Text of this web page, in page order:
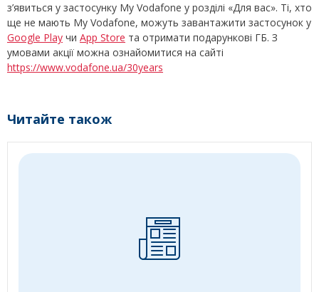
з’явиться у застосунку My Vodafone у розділі «Для вас». Ті, хто
ще не мають My Vodafone, можуть завантажити застосунок у
Google Play чи App Store та отримати подарункові ГБ. З
умовами акції можна ознайомитися на сайті
https://www.vodafone.ua/30years
Читайте також